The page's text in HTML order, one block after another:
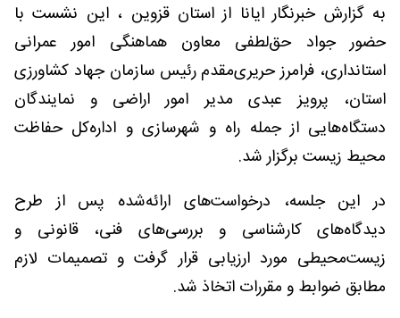
به گزارش خبرنگار ایانا از استان قزوین ، این نشست با
حضور جواد حق‌لطفی معاون هماهنگی امور عمرانی
استانداری، فرامرز حریری‌مقدم رئیس سازمان جهاد کشاورزی
استان، پرویز عبدی مدیر امور اراضی و نمایندگان
دستگاه‌هایی از جمله راه و شهرسازی و اداره‌کل حفاظت
محیط زیست برگزار شد.
در این جلسه، درخواست‌های ارائه‌شده پس از طرح
دیدگاه‌های کارشناسی و بررسی‌های فنی، قانونی و
زیست‌محیطی مورد ارزیابی قرار گرفت و تصمیمات لازم
مطابق ضوابط و مقررات اتخاذ شد.